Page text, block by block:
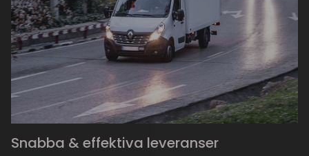
Snabba & effektiva leveranser